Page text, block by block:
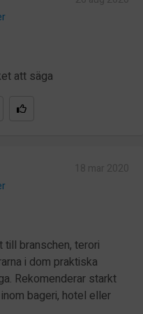
att säga
branschen, terori
i dom praktiska
Rekomenderar starkt
bageri, hotel eller